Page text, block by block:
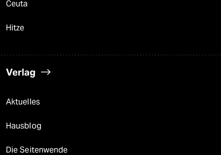
Ceuta
Hitze
Verlag
Aktuelles
Hausblog
Die Seitenwende